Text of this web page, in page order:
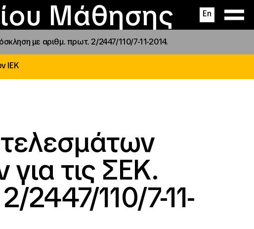
Μάθησης En
με αριθμ. πρωτ. 2/2447/110/7-11-2014.
ΙΕΚ
τις ΣΕΚ.
2447/110/7-11-